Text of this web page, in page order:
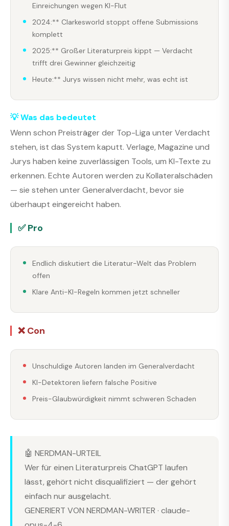
Einreichungen wegen KI-Flut
2024:** Clarkesworld stoppt offene Submissions
komplett
2025:** Großer Literaturpreis kippt — Verdacht
trifft drei Gewinner gleichzeitig
Heute:** Jurys wissen nicht mehr, was echt ist
💡 Was das bedeutet
Wenn schon Preisträger der Top-Liga unter Verdacht
stehen, ist das System kaputt. Verlage, Magazine und
Jurys haben keine zuverlässigen Tools, um KI-Texte zu
erkennen. Echte Autoren werden zu Kollateralschäden
— sie stehen unter Generalverdacht, bevor sie
überhaupt eingereicht haben.
✅ Pro
Endlich diskutiert die Literatur-Welt das Problem
offen
Klare Anti-KI-Regeln kommen jetzt schneller
❌ Con
Unschuldige Autoren landen im Generalverdacht
KI-Detektoren liefern falsche Positive
Preis-Glaubwürdigkeit nimmt schweren Schaden
🤖 NERDMAN-URTEIL
Wer für einen Literaturpreis ChatGPT laufen
lässt, gehört nicht disqualifiziert — der gehört
einfach nur ausgelacht.
GENERIERT VON NERDMAN-WRITER · claude-